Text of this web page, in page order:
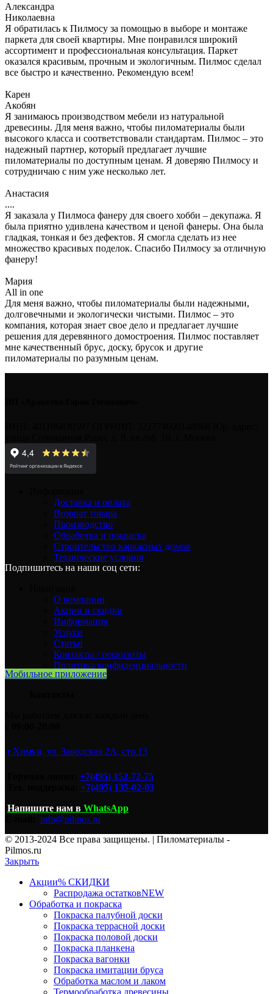
Александра
Николаевна
Я обратилась к Пилмосу за помощью в выборе и монтаже
паркета для своей квартиры. Мне понравился широкий
ассортимент и профессиональная консультация. Паркет
оказался красивым, прочным и экологичным. Пилмос сделал
все быстро и качественно. Рекомендую всем!
Карен
Акобян
Я занимаюсь производством мебели из натуральной
древесины. Для меня важно, чтобы пиломатериалы были
высокого класса и соответствовали стандартам. Пилмос – это
надежный партнер, который предлагает лучшие
пиломатериалы по доступным ценам. Я доверяю Пилмосу и
сотрудничаю с ним уже несколько лет.
Анастасия
....
Я заказала у Пилмоса фанеру для своего хобби – декупажа. Я
была приятно удивлена качеством и ценой фанеры. Она была
гладкая, тонкая и без дефектов. Я смогла сделать из нее
множество красивых поделок. Спасибо Пилмосу за отличную
фанеру!
Мария
All in one
Для меня важно, чтобы пиломатериалы были надежными,
долговечными и экологически чистыми. Пилмос – это
компания, которая знает свое дело и предлагает лучшие
решения для деревянного домостроения. Пилмос поставляет
мне качественный брус, доску, брусок и другие
пиломатериалы по разумным ценам.
Доставка и оплата
Возврат товара
Производство
Обработка и покраска
Строительство каркасных домов
Технические условия
Подпишитесь на наши соц сети:
О компании
Акции и скидки
Информация
Услуги
Статьи
Контакты / реквизиты
Политика конфиденциальности
Мобильное приложение
г.Химки, ул. Заводская 2А, стр.13
+7(495) 152-72-75
+7(495) 135-02-03
Напишите нам в WhatsApp
info@pilmos.ru
© 2013-2024 Все права защищены. | Пиломатериалы -
Pilmos.ru
Закрыть
Акции% СКИДКИ
Распродажа остатковNEW
Обработка и покраска
Покраска палубной доски
Покраска террасной доски
Покраска половой доски
Покраска планкена
Покраска вагонки
Покраска имитации бруса
Обработка маслом и лаком
Термообработка древесины